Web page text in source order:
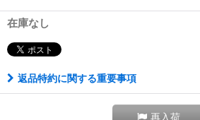
在庫なし
返品特約に関する重要事項
再入荷